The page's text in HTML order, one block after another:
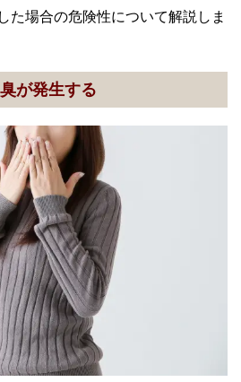
た場合の危険性について解説しま
が発生する